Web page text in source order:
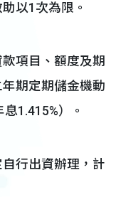
以1次為限。
項目、額度及期
期定期儲金機動
1.415%）。
行出資辦理，計